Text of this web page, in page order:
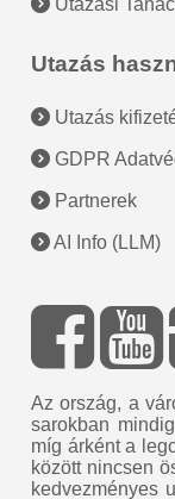
Utazási
Utazás
Utazás
GDPR
Partnerek
AI Info (LLM)
Az ország, a
sarokban
míg árként a
között nincsen
kedvezményes